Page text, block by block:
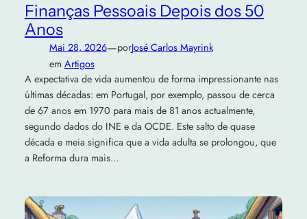
Finanças Pessoais Depois dos 50
Anos
Mai 28, 2026—porJosé Carlos Mayrink
em Artigos
A expectativa de vida aumentou de forma impressionante nas
últimas décadas: em Portugal, por exemplo, passou de cerca
de 67 anos em 1970 para mais de 81 anos actualmente,
segundo dados do INE e da OCDE. Este salto de quase
década e meia significa que a vida adulta se prolongou, que
a Reforma dura mais…